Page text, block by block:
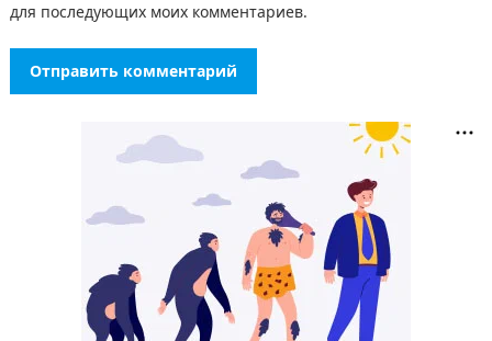
для последующих моих комментариев.